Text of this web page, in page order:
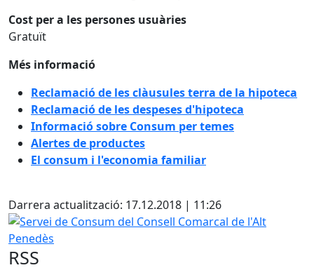
Cost per a les persones usuàries
Gratuït
Més informació
Reclamació de les clàusules terra de la hipoteca
Reclamació de les despeses d'hipoteca
Informació sobre Consum per temes
Alertes de productes
El consum i l'economia familiar
Darrera actualització: 17.12.2018 | 11:26
Servei de Consum del Consell Comarcal de l'Alt Penedès
RSS